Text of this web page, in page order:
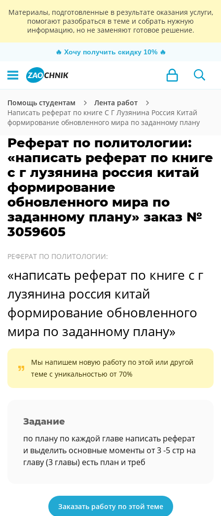
Материалы, подготовленные в результате оказания услуги,
помогают разобраться в теме и собрать нужную
информацию, но не заменяют готовое решение.
🔥 Хочу получить скидку 10% 🔥
Помощь студентам
Лента работ
Написать реферат по книге С Г Лузянина Россия Китай
формирование обновленного мира по заданному плану
Реферат по политологии:
«написать реферат по книге
с г лузянина россия китай
формирование
обновленного мира по
заданному плану» заказ №
3059605
РЕФЕРАТ ПО ПОЛИТОЛОГИИ:
«написать реферат по книге с г
лузянина россия китай
формирование обновленного
мира по заданному плану»
Мы напишем новую работу по этой или другой
теме с уникальностью от 70%
Задание
по плану по каждой главе написать реферат
и выделить основные моменты от 3 -5 стр на
главу (3 главы) есть план и треб
Заказать работу по этой теме